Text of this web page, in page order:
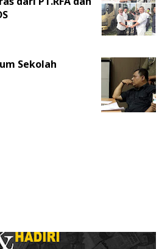
Sekolah